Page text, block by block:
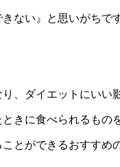
ない』と思いがちで
、ダイエットにいい
きに食べられるも
とができるおすすめ